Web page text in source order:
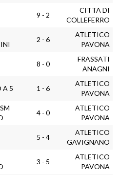
9 - 2
CITTA DI
COLLEFERRO
2 - 6
ATLETICO
PAVONA
8 - 0
FRASSATI
ANAGNI
A 5 1 - 6
ATLETICO
PAVONA
4 - 0
ATLETICO
PAVONA
5 - 4
ATLETICO
GAVIGNANO
3 - 5
ATLETICO
PAVONA